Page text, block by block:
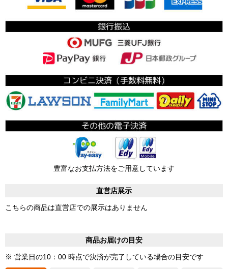
豊富なお支払方法をご用意しています
直営店展示
こちらの商品は直営店での展示はありません
商品お届けの目安
※ 営業日の10：00 時点で決済が完了している場合の目安です